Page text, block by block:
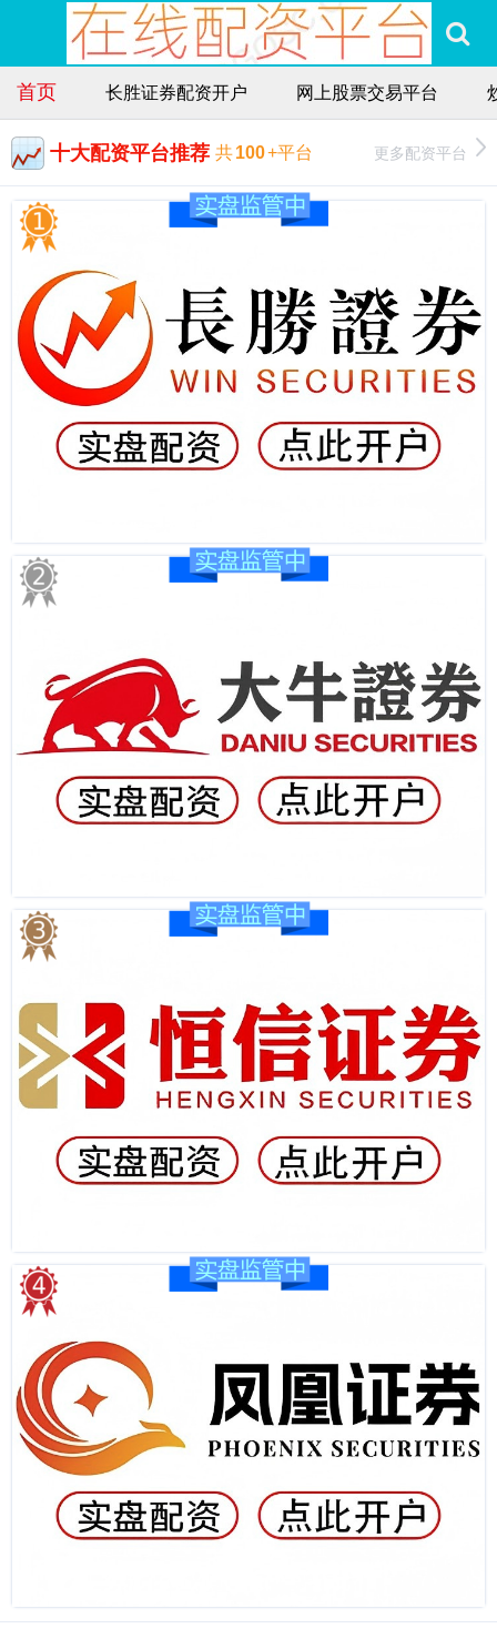
首页 长胜证券配资开户 网上股票交易平台
十大配资平台推荐 共100+平台 更多配资平台